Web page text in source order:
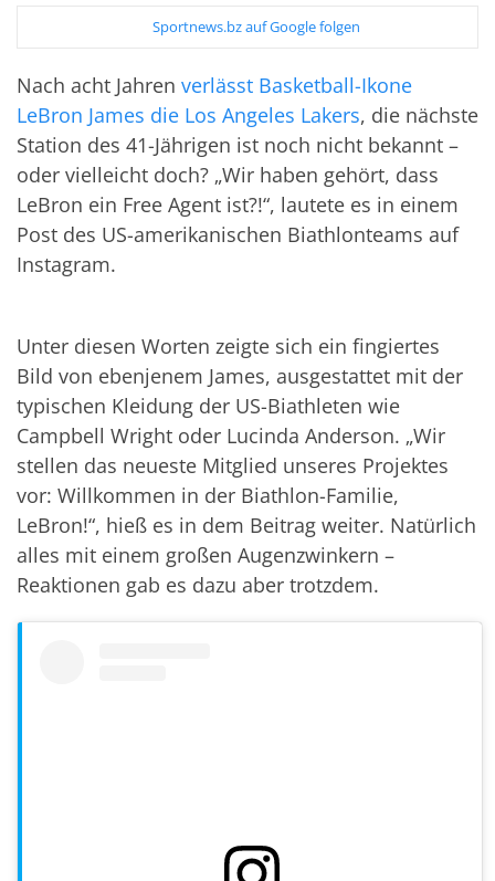
Sportnews.bz auf Google folgen
Nach acht Jahren verlässt Basketball-Ikone
LeBron James die Los Angeles Lakers, die nächste
Station des 41-Jährigen ist noch nicht bekannt –
oder vielleicht doch? „Wir haben gehört, dass
LeBron ein Free Agent ist?!“, lautete es in einem
Post des US-amerikanischen Biathlonteams auf
Instagram.
Unter diesen Worten zeigte sich ein fingiertes
Bild von ebenjenem James, ausgestattet mit der
typischen Kleidung der US-Biathleten wie
Campbell Wright oder Lucinda Anderson. „Wir
stellen das neueste Mitglied unseres Projektes
vor: Willkommen in der Biathlon-Familie,
LeBron!“, hieß es in dem Beitrag weiter. Natürlich
alles mit einem großen Augenzwinkern –
Reaktionen gab es dazu aber trotzdem.